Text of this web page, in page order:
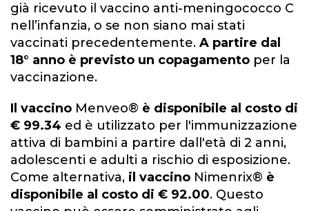
già ricevuto il vaccino anti-meningococco C
nell’infanzia, o se non siano mai stati
vaccinati precedentemente. A partire dal
18° anno è previsto un copagamento per la
vaccinazione.
Il vaccino Menveo® è disponibile al costo di
€ 99.34 ed è utilizzato per l'immunizzazione
attiva di bambini a partire dall'età di 2 anni,
adolescenti e adulti a rischio di esposizione.
Come alternativa, il vaccino Nimenrix® è
disponibile al costo di € 92.00. Questo